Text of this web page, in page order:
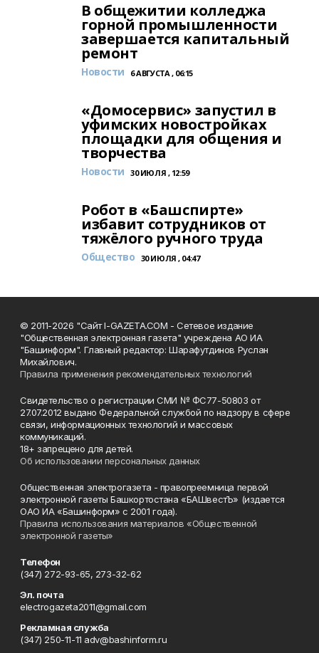
В общежитии колледжа
горной промышленности
завершается капитальный
ремонт
Новости 6 АВГУСТА , 06:15
«Домосервис» запустил в
уфимских новостройках
площадки для общения и
творчества
Новости 30 ИЮЛЯ , 12:59
Робот в «Башспирте»
избавит сотрудников от
тяжёлого ручного труда
Общество 30 ИЮЛЯ , 04:47
© 2011-2026 "Сайт I-GAZETA.COM - Сетевое издание
"Общественная электронная газета" учреждена АО ИА
"Башинформ". Главный редактор: Шарафутдинов Руслан
Михайлович.
Правила применения рекомендательных технологий
Свидетельство о регистрации СМИ № ФС77-50803 от
27.07.2012 выдано Федеральной службой по надзору в сфере
связи, информационных технологий и массовых
коммуникаций.
18+ запрещено для детей.
Об использовании персональных данных
Общественная электрогазета - правопреемница первой
электронной газеты Башкортостана «БАШвестЪ» (издается
ОАО ИА «Башинформ» с 2001 года).
Правила использования материалов «Общественной
электронной газеты»
Телефон
(347) 272-93-65, 273-32-62
Эл. почта
electrogazeta2011@gmail.com
Рекламная служба
(347) 250-11-11 adv@bashinform.ru